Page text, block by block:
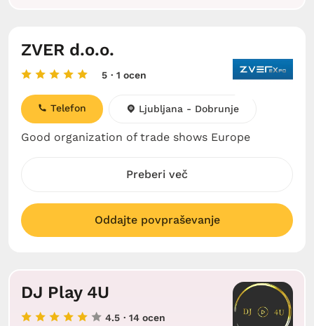
ZVER d.o.o.
5 · 1 ocen
Good organization of trade shows Europe
Telefon Ljubljana - Dobrunje
Preberi več
Oddajte povpraševanje
DJ Play 4U
4.5 · 14 ocen